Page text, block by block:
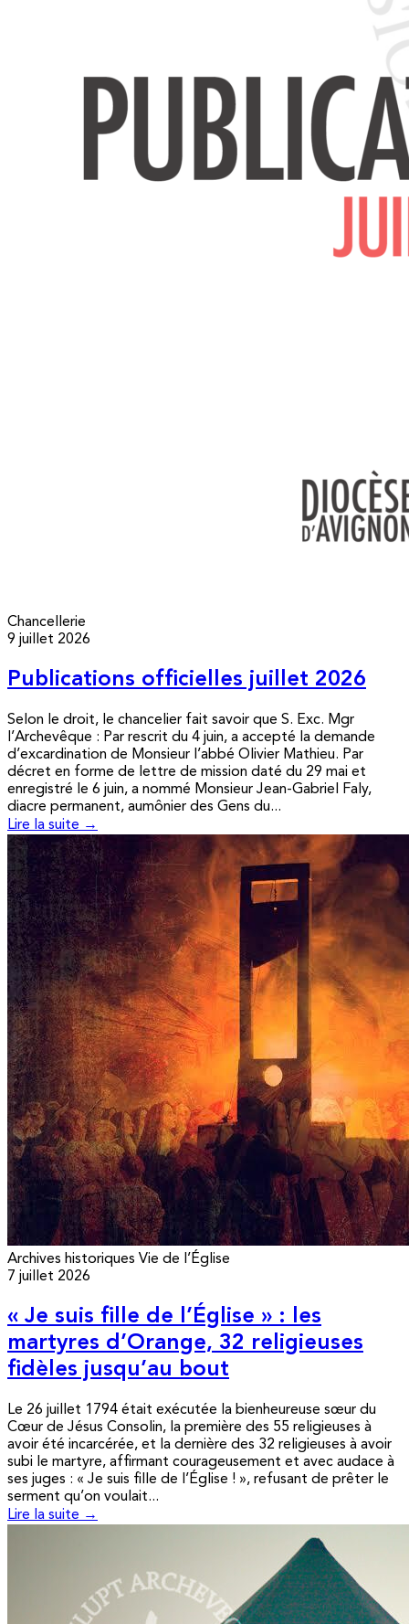
Chancellerie
9 juillet 2026
Publications officielles juillet 2026
Selon le droit, le chancelier fait savoir que S. Exc. Mgr
l’Archevêque : Par rescrit du 4 juin, a accepté la demande
d’excardination de Monsieur l’abbé Olivier Mathieu. Par
décret en forme de lettre de mission daté du 29 mai et
enregistré le 6 juin, a nommé Monsieur Jean-Gabriel Faly,
diacre permanent, aumônier des Gens du...
Lire la suite →
Archives historiques Vie de l’Église
7 juillet 2026
« Je suis fille de l’Église » : les
martyres d’Orange, 32 religieuses
fidèles jusqu’au bout
Le 26 juillet 1794 était exécutée la bienheureuse sœur du
Cœur de Jésus Consolin, la première des 55 religieuses à
avoir été incarcérée, et la dernière des 32 religieuses à avoir
subi le martyre, affirmant courageusement et avec audace à
ses juges : « Je suis fille de l’Église ! », refusant de prêter le
serment qu’on voulait...
Lire la suite →